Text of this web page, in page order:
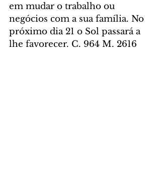
em mudar o trabalho ou
negócios com a sua família. No
próximo dia 21 o Sol passará a
lhe favorecer. C. 964 M. 2616